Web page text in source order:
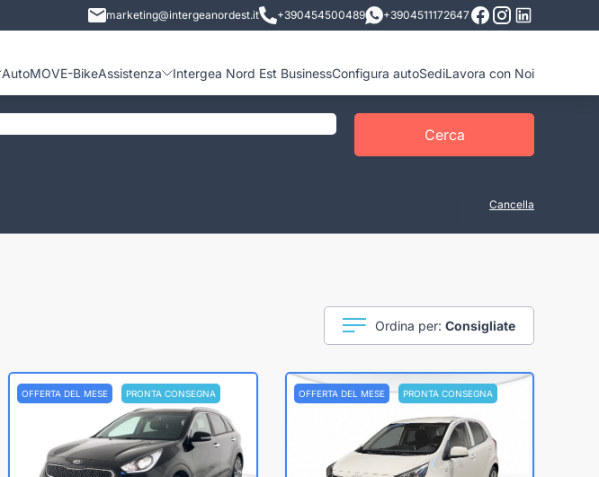
marketing@intergeanordest.it +390454500489 +3904511172647
AutoMOVE-BikeAssistenza Intergea Nord Est BusinessConfigura autoSediLavora con Noi
Cerca
Cancella
Ordina per: Consigliate
OFFERTA DEL MESE PRONTA CONSEGNA OFFERTA DEL MESE PRONTA CONSEGNA